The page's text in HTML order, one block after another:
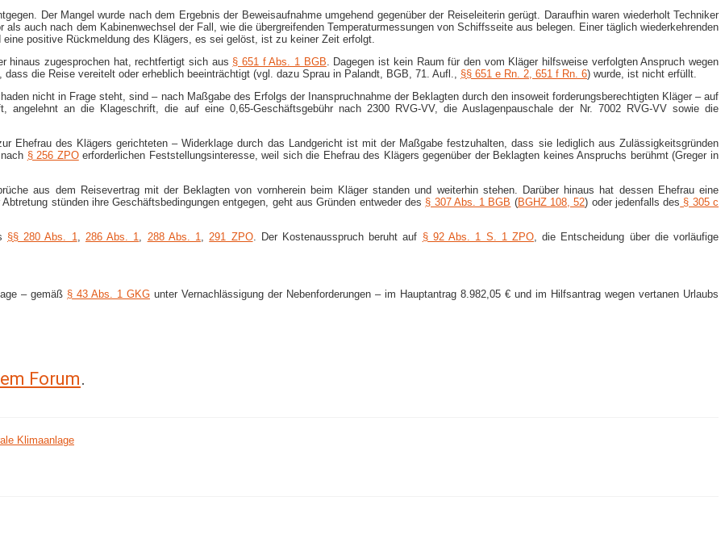
Der Mangel wurde nach dem Ergebnis der Beweisaufnahme umgehend gegenüber der Reiseleiterin gerügt. Daraufhin waren wiederholt Techniker
auch nach dem Kabinenwechsel der Fall, wie die übergreifenden Temperaturmessungen von Schiffsseite aus belegen. Einer täglich wiederkehrenden
positive Rückmeldung des Klägers, es sei gelöst, ist zu keiner Zeit erfolgt.
hinaus zugesprochen hat, rechtfertigt sich aus § 651 f Abs. 1 BGB . Dagegen ist kein Raum für den vom Kläger hilfsweise verfolgten Anspruch wegen
die Reise vereitelt oder erheblich beeinträchtigt (vgl. dazu Sprau in Palandt, BGB, 71. Aufl., §§ 651 e Rn. 2, 651 f Rn. 6) wurde, ist nicht erfüllt.
nicht in Frage steht, sind – nach Maßgabe des Erfolgs der Inanspruchnahme der Beklagten durch den insoweit forderungsberechtigten Kläger – auf
an die Klageschrift, die auf eine 0,65-​Geschäftsgebühr nach 2300 RVG-​VV, die Auslagenpauschale der Nr. 7002 RVG-​VV sowie die
Ehefrau des Klägers gerichteten – Widerklage durch das Landgericht ist mit der Maßgabe festzuhalten, dass sie lediglich aus Zulässigkeitsgründen
§ 256 ZPOerforderlichen Feststellungsinteresse, weil sich die Ehefrau des Klägers gegenüber der Beklagten keines Anspruchs berühmt (Greger in
aus dem Reisevertrag mit der Beklagten von vornherein beim Kläger standen und weiterhin stehen. Darüber hinaus hat dessen Ehefrau eine
stünden ihre Geschäftsbedingungen entgegen, geht aus Gründen entweder des § 307 Abs. 1 BGB (BGHZ 108, 52) oder jedenfalls des § 305 c
§§ 280 Abs. 1 286 Abs. 1 288 Abs. 1 291 ZPO. Der Kostenausspruch beruht auf § 92 Abs. 1 S. 1 ZPO, die Entscheidung über die vorläufige
– gemäß § 43 Abs. 1 GKG unter Vernachlässigung der Nebenforderungen – im Hauptantrag 8.982,05 € und im Hilfsantrag wegen vertanen Urlaubs
Forum.
Klimaanlage